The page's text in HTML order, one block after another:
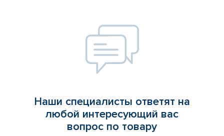
Наши специалисты ответят на
любой интересующий вас
вопрос по товару